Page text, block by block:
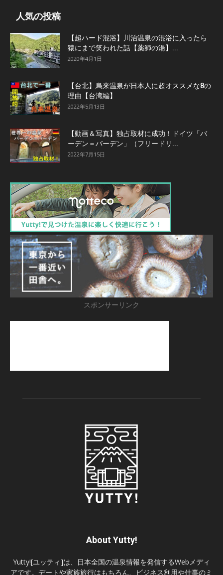
人気の投稿
【超ハード混浴】川治温泉の混浴に入ったら
猿にまで笑われた話【薬師の湯】...
2020年4月1日
【台北】烏来温泉が日本人に超オススメな8の
理由【台湾編】
2022年5月13日
【動画＆写真】独占取材に成功！ドイツ「バ
ーデン＝バーデン」（フリードリ...
2022年7月15日
スポンサーリンク
About Yutty!
Yutty![ユッティ]は、日本全国の温泉情報を発信するWebメディ
アです。デートや家族旅行はもちろん、ビジネス利用や仕事のミ